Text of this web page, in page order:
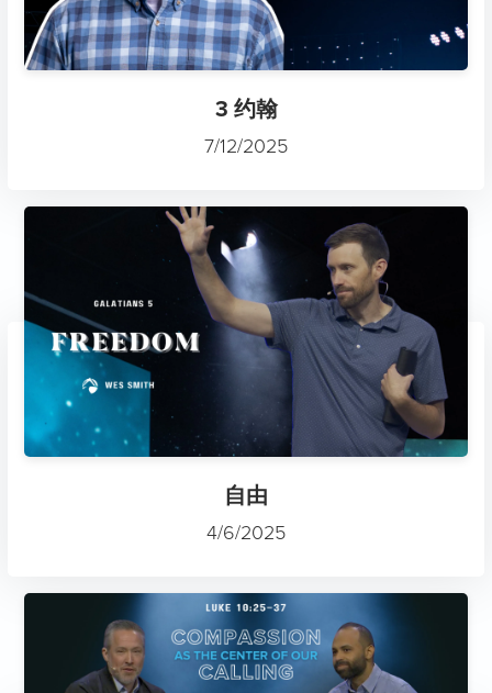
3 约翰
7/12/2025
自由
4/6/2025